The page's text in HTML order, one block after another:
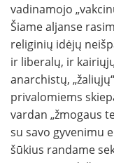
vadinamojo
Šiame aljanse
religinių idėjų
ir liberalų, ir
anarchistų,
privalomiems
vardan „žmogaus
su savo gyvenimu
šūkius randame